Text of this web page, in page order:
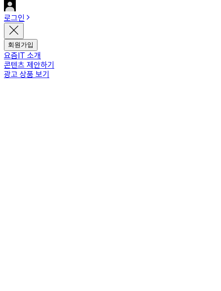
로그인
회원가입
요즘IT 소개
콘텐츠 제안하기
광고 상품 보기